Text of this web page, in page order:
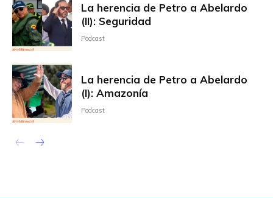
La herencia de Petro a Abelardo
(II): Seguridad
Podcast
La herencia de Petro a Abelardo
(I): Amazonía
Podcast